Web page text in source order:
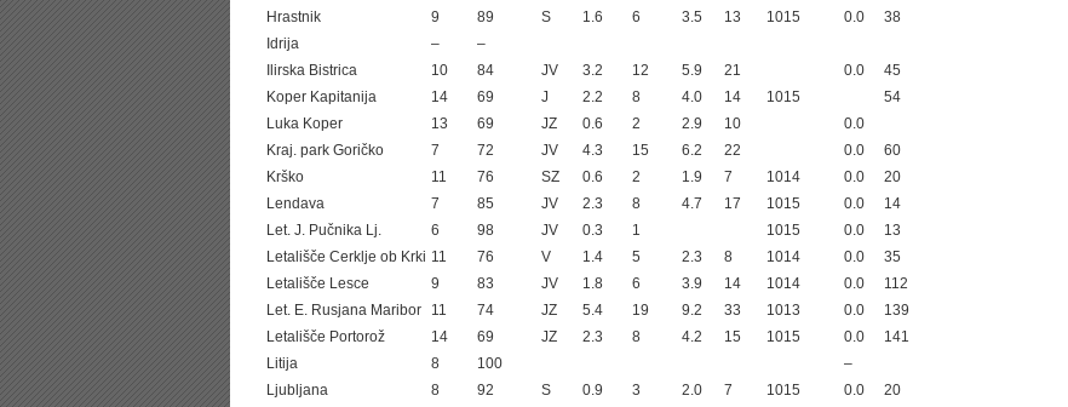
Hrastnik
9 89 S 1.6 6 3.5 13 1015 0.0
38
Idrija
–
–
Ilirska Bistrica
10 84 JV 3.2 12 5.9 21 0.0
45
Koper Kapitanija
14 69 J 2.2 8 4.0 14 1015
54
Luka Koper
13 69 JZ 0.6 2 2.9 10
0.0
Kraj. park Goričko
7 72 JV 4.3 15 6.2 22 0.0
60
Krško
11 76 SZ 0.6 2 1.9 7 1014 0.0
20
Lendava
7 85 JV 2.3 8 4.7 17 1015 0.0
14
Let. J. Pučnika Lj.
6 98 JV 0.3 1 1015 0.0
13
Letališče Cerklje ob Krki 11 76 V 1.4 5 2.3 8 1014 0.0
35
Letališče Lesce
9 83 JV 1.8 6 3.9 14 1014 0.0
112
Let. E. Rusjana Maribor
11 74 JZ 5.4 19 9.2 33 1013 0.0
139
Letališče Portorož
14 69 JZ 2.3 8 4.2 15 1015 0.0
141
Litija
8 100
–
Ljubljana
8 92 S 0.9 3 2.0 7 1015 0.0
20